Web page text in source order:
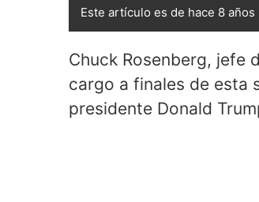
Este artículo es de hace 8 años
Chuck Rosenberg, jefe
cargo a finales de esta
presidente Donald